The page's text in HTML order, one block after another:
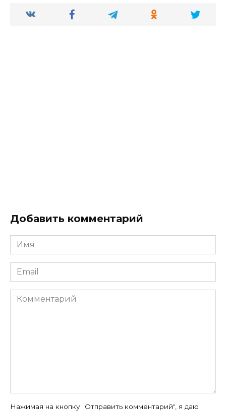
Добавить комментарий
Имя
*
Email
*
Комментарий
Нажимая на кнопку "Отправить комментарий", я даю